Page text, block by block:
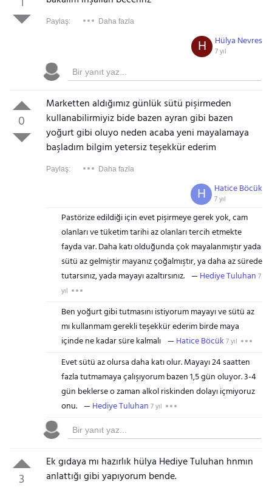
Paylaş: Daha fazla
Hülya Nevres
7 yıl
H
0
Marketten aldığımız günlük sütü pişirmeden
kullanabilirmiyiz bide bazen ayran gibi bazen
yoğurt gibi oluyo neden acaba yeni mayalamaya
başladım bilgim yetersiz teşekkür ederim
Paylaş: Daha fazla
Hatice Böcük
7 yıl
H
Pastörize edildiği için evet pişirmeye gerek yok, cam
olanları ve tüketim tarihi az olanları tercih etmekte
fayda var. Daha katı olduğunda çok mayalanmıştır yada
sütü az gelmiştir mayanız çoğalmıştır, ya daha az sürede
tutarsınız, yada mayayı azaltırsınız.
Hediye Tuluhan 7
yıl
Ben yoğurt gibi tutmasını istiyorum mayayı ve sütü az
mı kullanmam gerekli teşekkür ederim birde maya
içinde ne kadar süre kalmalı
Hatice Böcük 7 yıl
Evet sütü az olursa daha katı olur. Mayayı 24 saatten
fazla tutmamaya çalışıyorum bazen 1,5 gün oluyor. 3-4
gün beklerse o zaman alkol riskinden dolayı içmiyoruz
onu.
Hediye Tuluhan 7 yıl
3
Ek gıdaya mı hazırlık hülya Hediye Tuluhan hnmın
anlattığı gibi yapıyorum bende.